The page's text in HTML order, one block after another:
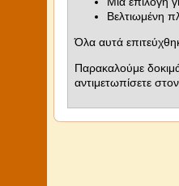
Βελτιωμένη
Όλα αυτά
Παρακαλούμε
αντιμετωπίσετε στον